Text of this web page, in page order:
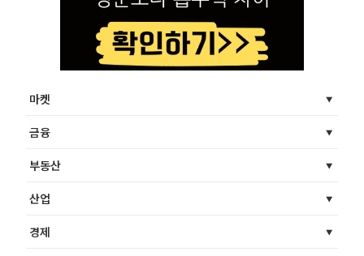
마켓
금융
부동산
산업
경제